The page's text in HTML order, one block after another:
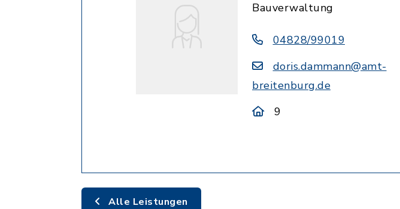
Bauverwaltung
04828/99019
doris.dammann@amt-
breitenburg.de
9
Alle Leistungen